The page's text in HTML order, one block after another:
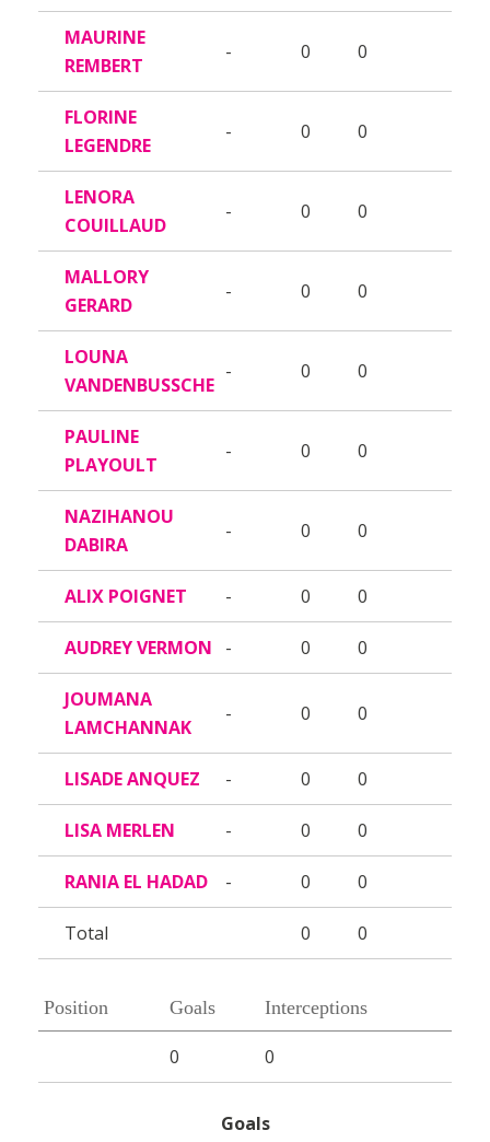
MAURINE
REMBERT
- 0 0
FLORINE
LEGENDRE
- 0 0
LENORA
COUILLAUD
- 0 0
MALLORY
GERARD
- 0 0
LOUNA
VANDENBUSSCHE
- 0 0
PAULINE
PLAYOULT
- 0 0
NAZIHANOU
DABIRA
- 0 0
ALIX POIGNET - 0 0
AUDREY VERMON - 0 0
JOUMANA
LAMCHANNAK
- 0 0
LISADE ANQUEZ - 0 0
LISA MERLEN - 0 0
RANIA EL HADAD - 0 0
Total 0 0
Position Goals Interceptions
0 0
Goals